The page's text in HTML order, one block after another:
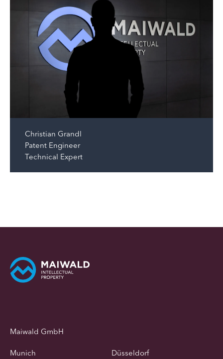
Christian Grandl
Patent Engineer
Technical Expert
Maiwald GmbH
Munich
Düsseldorf